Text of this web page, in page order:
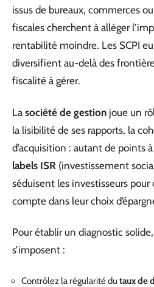
issus de bureaux, commerces
fiscales cherchent à alléger
rentabilité moindre. Les SCPI
diversifient au-delà des
fiscalité à gérer.
La société de gestion joue un
la lisibilité de ses rapports, la
d’acquisition : autant de points
labels ISR (investissement
séduisent les investisseurs
compte dans leur choix
Pour établir un diagnostic
s’imposent :
Contrôlez la régularité du taux de